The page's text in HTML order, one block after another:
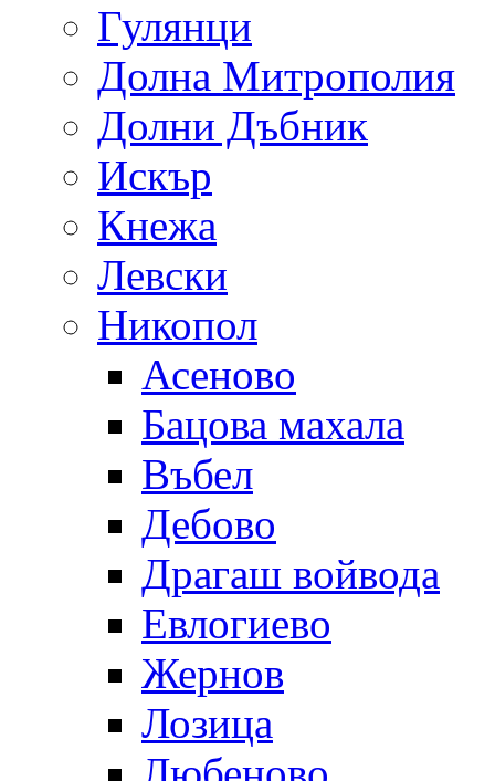
Гулянци
Долна Митрополия
Долни Дъбник
Искър
Кнежа
Левски
Никопол
Асеново
Бацова махала
Въбел
Дебово
Драгаш войвода
Евлогиево
Жернов
Лозица